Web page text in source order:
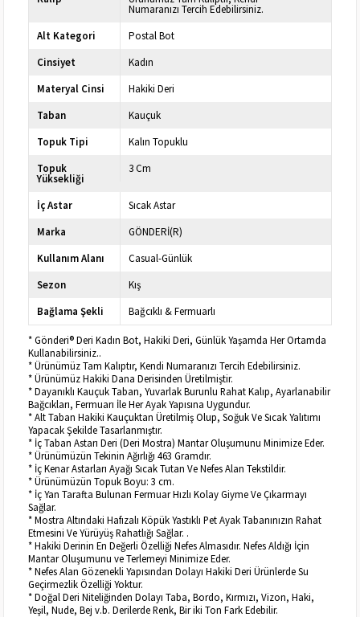
Numaranızı Tercih Edebilirsiniz.
Alt Kategori
Postal Bot
Cinsiyet
Kadın
Materyal Cinsi
Hakiki Deri
Taban
Kauçuk
Topuk Tipi
Kalın Topuklu
Topuk
Yüksekliği
3 Cm
İç Astar
Sıcak Astar
Marka
GÖNDERİ(R)
Kullanım Alanı
Casual-Günlük
Sezon
Kış
Bağlama Şekli
Bağcıklı & Fermuarlı
* Gönderi® Deri Kadın Bot, Hakiki Deri, Günlük Yaşamda Her Ortamda
Kullanabilirsiniz..
* Ürünümüz Tam Kalıptır, Kendi Numaranızı Tercih Edebilirsiniz.
* Ürünümüz Hakiki Dana Derisinden Üretilmiştir.
* Dayanıklı Kauçuk Taban, Yuvarlak Burunlu Rahat Kalıp, Ayarlanabilir
Bağcıkları, Fermuarı İle Her Ayak Yapısına Uygundur.
* Alt Taban Hakiki Kauçuktan Üretilmiş Olup, Soğuk Ve Sıcak Yalıtımı
Yapacak Şekilde Tasarlanmıştır.
* İç Taban Astarı Deri (Deri Mostra) Mantar Oluşumunu Minimize Eder.
* Ürünümüzün Tekinin Ağırlığı 463 Gramdır.
* İç Kenar Astarları Ayağı Sıcak Tutan Ve Nefes Alan Tekstildir.
* Ürünümüzün Topuk Boyu: 3 cm.
* İç Yan Tarafta Bulunan Fermuar Hızlı Kolay Giyme Ve Çıkarmayı
Sağlar.
* Mostra Altındaki Hafızalı Köpük Yastıklı Pet Ayak Tabanınızın Rahat
Etmesini Ve Yürüyüş Rahatlığı Sağlar. .
* Hakiki Derinin En Değerli Özelliği Nefes Almasıdır. Nefes Aldığı İçin
Mantar Oluşumunu ve Terlemeyi Minimize Eder.
* Nefes Alan Gözenekli Yapısından Dolayı Hakiki Deri Ürünlerde Su
Geçirmezlik Özelliği Yoktur.
* Doğal Deri Niteliğinden Dolayı Taba, Bordo, Kırmızı, Vizon, Haki,
Yeşil, Nude, Bej v.b. Derilerde Renk, Bir iki Ton Fark Edebilir.